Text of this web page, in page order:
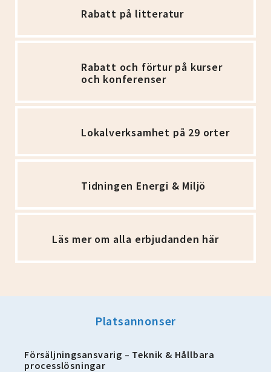
Rabatt på litteratur
Rabatt och förtur på kurser
och konferenser
Lokalverksamhet på 29 orter
Tidningen Energi & Miljö
Läs mer om alla erbjudanden här
Platsannonser
Försäljningsansvarig – Teknik & Hållbara
processlösningar